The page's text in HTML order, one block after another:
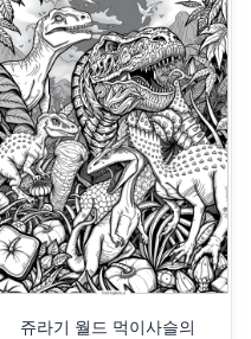
쥬라기 월드 먹이사슬의